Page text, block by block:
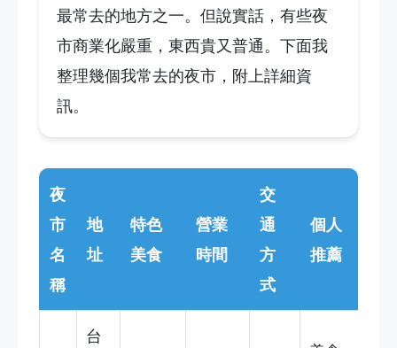
最常去的地方之一。但說實話，有些夜
市商業化嚴重，東西貴又普通。下面我
整理幾個我常去的夜市，附上詳細資
訊。
夜
市
名
稱
地
址
特色
美食
營業
時間
交
通
方
式
個人
推薦
台